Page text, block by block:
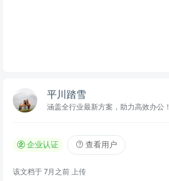
平川踏雪
涵盖全行业最新方案，助力高效办公！
企业认证 查看用户
该文档于 7月之前 上传